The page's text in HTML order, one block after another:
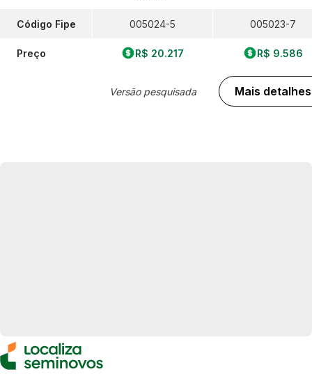
Código Fipe
Preço
005024-5
R$ 20.217
Versão pesquisada
005023-7
R$ 9.586
Mais detalhes